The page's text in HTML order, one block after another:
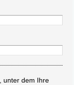
unter dem Ihre